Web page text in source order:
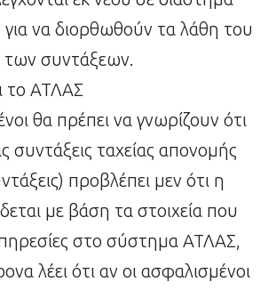
να διορθωθούν τα λάθη του
των συντάξεων.
το ΑΤΛΑΣ
θα πρέπει να γνωρίζουν ότι
συντάξεις ταχείας απονομής
προβλέπει μεν ότι η
με βάση τα στοιχεία που
στο σύστημα ΑΤΛΑΣ,
λέει ότι αν οι ασφαλισμένοι